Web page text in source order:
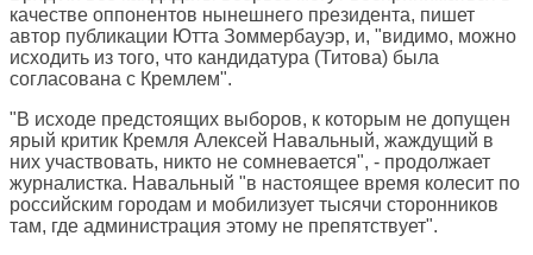
качестве оппонентов нынешнего президента, пишет
автор публикации Ютта Зоммербауэр, и, "видимо, можно
исходить из того, что кандидатура (Титова) была
согласована с Кремлем".
"В исходе предстоящих выборов, к которым не допущен
ярый критик Кремля Алексей Навальный, жаждущий в
них участвовать, никто не сомневается", - продолжает
журналистка. Навальный "в настоящее время колесит по
российским городам и мобилизует тысячи сторонников
там, где администрация этому не препятствует".